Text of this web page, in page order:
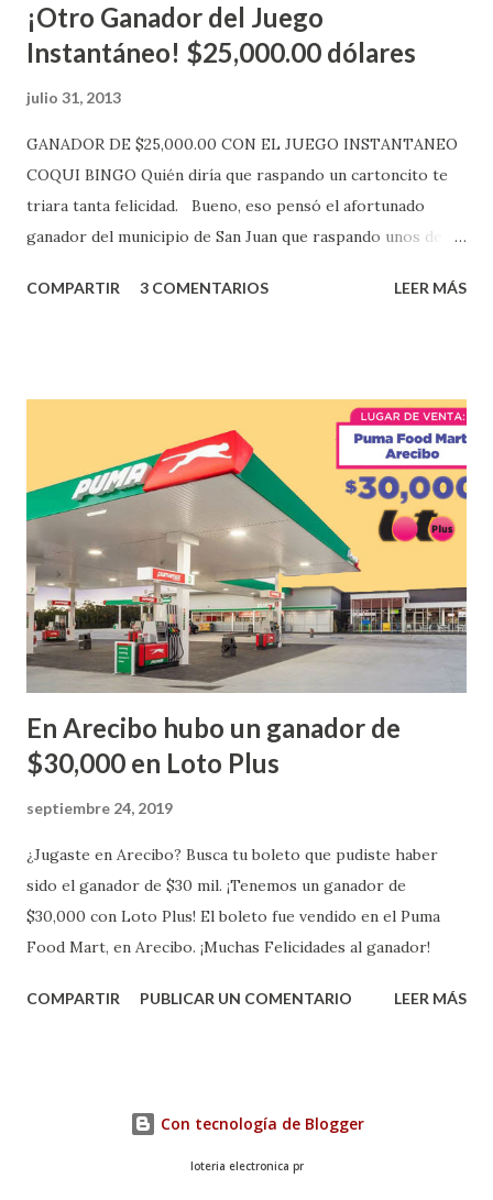
¡Otro Ganador del Juego
Instantáneo! $25,000.00 dólares
julio 31, 2013
GANADOR DE $25,000.00 CON EL JUEGO INSTANTANEO
COQUI BINGO Quién diría que raspando un cartoncito te
triara tanta felicidad. Bueno, eso pensó el afortunado
ganador del municipio de San Juan que raspando unos de
obtuvo un premio de $25,000,00 dólares. Este es el anuncio
ganador fue vendido en la farmacia Yarimar de la
Urbanización Las Lomas en el Municipio de San Juan
¡Enhorabuena que lo disfrute!
...
COMPARTIR 3 COMENTARIOS LEER MÁS
En Arecibo hubo un ganador de
$30,000 en Loto Plus
septiembre 24, 2019
¿Jugaste en Arecibo? Busca tu boleto que pudiste haber
sido el ganador de $30 mil. ¡Tenemos un ganador de
$30,000 con Loto Plus! El boleto fue vendido en el Puma
Food Mart, en Arecibo. ¡Muchas Felicidades al ganador!
COMPARTIR PUBLICAR UN COMENTARIO LEER MÁS
Con tecnología de Blogger
loteria electronica pr